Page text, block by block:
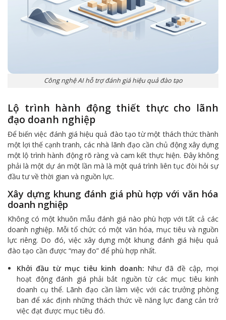
Công nghệ AI hỗ trợ đánh giá hiệu quả đào tạo
Lộ trình hành động thiết thực cho lãnh
đạo doanh nghiệp
Để biến việc đánh giá hiệu quả đào tạo từ một thách thức thành
một lợi thế cạnh tranh, các nhà lãnh đạo cần chủ động xây dựng
một lộ trình hành động rõ ràng và cam kết thực hiện. Đây không
phải là một dự án một lần mà là một quá trình liên tục đòi hỏi sự
đầu tư về thời gian và nguồn lực.
Xây dựng khung đánh giá phù hợp với văn hóa
doanh nghiệp
Không có một khuôn mẫu đánh giá nào phù hợp với tất cả các
doanh nghiệp. Mỗi tổ chức có một văn hóa, mục tiêu và nguồn
lực riêng. Do đó, việc xây dựng một khung đánh giá hiệu quả
đào tạo cần được “may đo” để phù hợp nhất.
Khởi đầu từ mục tiêu kinh doanh: Như đã đề cập, mọi
hoạt động đánh giá phải bắt nguồn từ các mục tiêu kinh
doanh cụ thể. Lãnh đạo cần làm việc với các trưởng phòng
ban để xác định những thách thức về năng lực đang cản trở
việc đạt được mục tiêu đó.